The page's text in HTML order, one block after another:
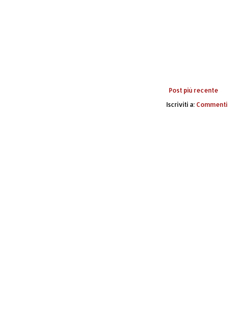
Post più recente
Iscriviti a: